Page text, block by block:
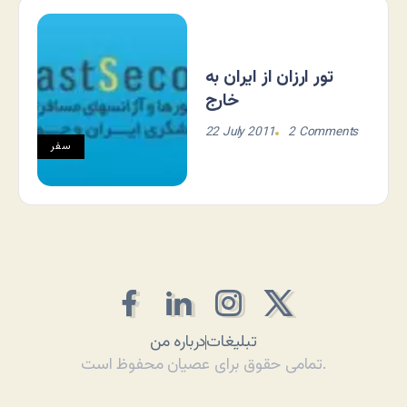
سفر
تور ارزان از ایران به
خارج
22 July 2011 2 Comments
درباره منتبلیغات
تمامی حقوق برای عصیان محفوظ است.